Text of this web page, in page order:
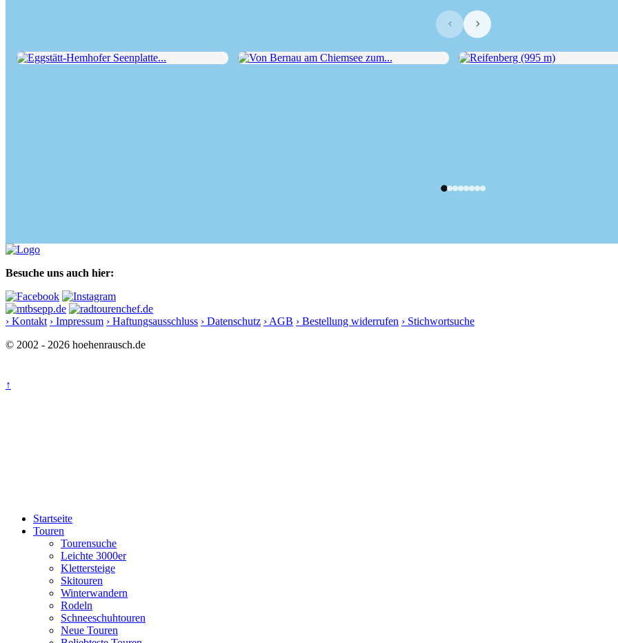
‹ ›
Besuche uns auch hier:
› Kontakt › Impressum › Haftungsausschluss › Datenschutz › AGB › Bestellung widerrufen › Stichwortsuche
© 2002 - 2026 hoehenrausch.de
↑
Startseite
Touren
Tourensuche
Leichte 3000er
Klettersteige
Skitouren
Winterwandern
Rodeln
Schneeschuhtouren
Neue Touren